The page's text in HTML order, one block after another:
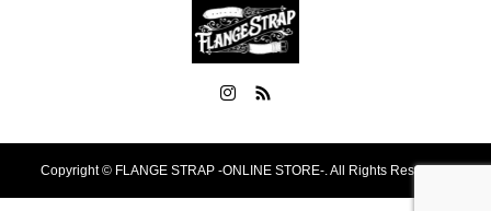
Copyright ©FLANGE STRAP -ONLINE STORE-. All Rights Reserved.